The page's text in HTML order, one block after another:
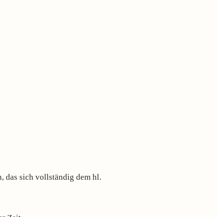
das sich vollständig dem hl.